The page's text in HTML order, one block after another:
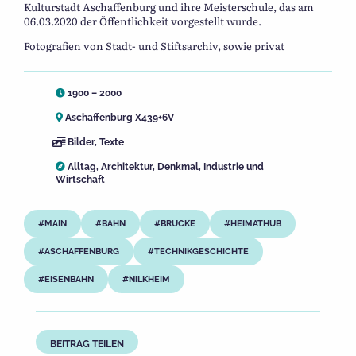
Kulturstadt Aschaffenburg und ihre Meisterschule, das am
06.03.2020 der Öffentlichkeit vorgestellt wurde.
Fotografien von Stadt- und Stiftsarchiv, sowie privat
1900 – 2000
Aschaffenburg X439+6V
Bilder, Texte
Alltag, Architektur, Denkmal, Industrie und
Wirtschaft
MAIN BAHN BRÜCKE HEIMATHUB
ASCHAFFENBURG TECHNIKGESCHICHTE
EISENBAHN NILKHEIM
BEITRAG TEILEN